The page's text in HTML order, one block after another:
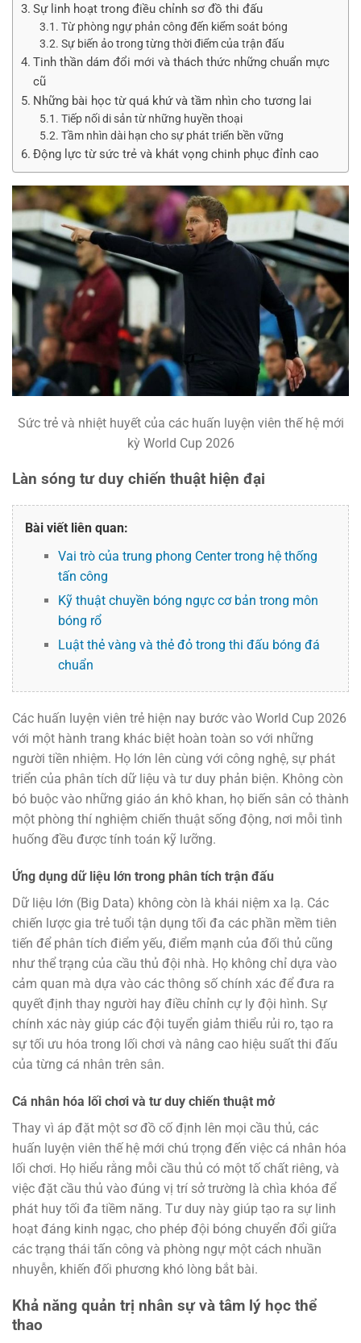
Sự linh hoạt trong điều chỉnh sơ đồ thi đấu
Từ phòng ngự phản công đến kiểm soát bóng
Sự biến ảo trong từng thời điểm của trận đấu
Tinh thần dám đổi mới và thách thức những chuẩn mực
cũ
Những bài học từ quá khứ và tầm nhìn cho tương lai
Tiếp nối di sản từ những huyền thoại
Tầm nhìn dài hạn cho sự phát triển bền vững
Động lực từ sức trẻ và khát vọng chinh phục đỉnh cao
Sức trẻ và nhiệt huyết của các huấn luyện viên thế hệ mới
kỳ World Cup 2026
Làn sóng tư duy chiến thuật hiện đại
Bài viết liên quan:
Vai trò của trung phong Center trong hệ thống
tấn công
Kỹ thuật chuyền bóng ngực cơ bản trong môn
bóng rổ
Luật thẻ vàng và thẻ đỏ trong thi đấu bóng đá
chuẩn
Các huấn luyện viên trẻ hiện nay bước vào World Cup 2026
với một hành trang khác biệt hoàn toàn so với những
người tiền nhiệm. Họ lớn lên cùng với công nghệ, sự phát
triển của phân tích dữ liệu và tư duy phản biện. Không còn
bó buộc vào những giáo án khô khan, họ biến sân cỏ thành
một phòng thí nghiệm chiến thuật sống động, nơi mỗi tình
huống đều được tính toán kỹ lưỡng.
Ứng dụng dữ liệu lớn trong phân tích trận đấu
Dữ liệu lớn (Big Data) không còn là khái niệm xa lạ. Các
chiến lược gia trẻ tuổi tận dụng tối đa các phần mềm tiên
tiến để phân tích điểm yếu, điểm mạnh của đối thủ cũng
như thể trạng của cầu thủ đội nhà. Họ không chỉ dựa vào
cảm quan mà dựa vào các thông số chính xác để đưa ra
quyết định thay người hay điều chỉnh cự ly đội hình. Sự
chính xác này giúp các đội tuyển giảm thiểu rủi ro, tạo ra
sự tối ưu hóa trong lối chơi và nâng cao hiệu suất thi đấu
của từng cá nhân trên sân.
Cá nhân hóa lối chơi và tư duy chiến thuật mở
Thay vì áp đặt một sơ đồ cố định lên mọi cầu thủ, các
huấn luyện viên thế hệ mới chú trọng đến việc cá nhân hóa
lối chơi. Họ hiểu rằng mỗi cầu thủ có một tố chất riêng, và
việc đặt cầu thủ vào đúng vị trí sở trường là chìa khóa để
phát huy tối đa tiềm năng. Tư duy này giúp tạo ra sự linh
hoạt đáng kinh ngạc, cho phép đội bóng chuyển đổi giữa
các trạng thái tấn công và phòng ngự một cách nhuần
nhuyễn, khiến đối phương khó lòng bắt bài.
Khả năng quản trị nhân sự và tâm lý học thể
thao